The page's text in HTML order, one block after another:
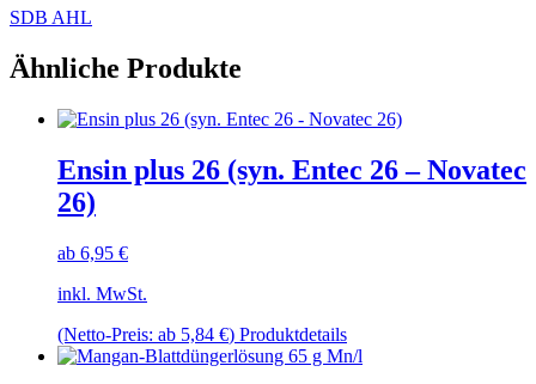
SDB AHL
Ähnliche Produkte
Ensin plus 26 (syn. Entec 26 – Novatec
26)
ab 6,95 €
inkl. MwSt.
(Netto-Preis: ab 5,84 €) ProduktdetailsDieses
Produkt